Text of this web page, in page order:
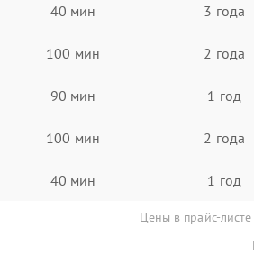
40 мин 3 года
100 мин 2 года
90 мин 1 год
100 мин 2 года
40 мин 1 год
Цены в прайс-